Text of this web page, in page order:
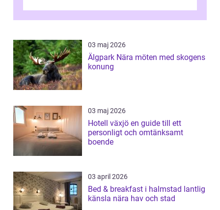
03 maj 2026
Älgpark Nära möten med skogens
konung
03 maj 2026
Hotell växjö en guide till ett
personligt och omtänksamt
boende
03 april 2026
Bed & breakfast i halmstad lantlig
känsla nära hav och stad